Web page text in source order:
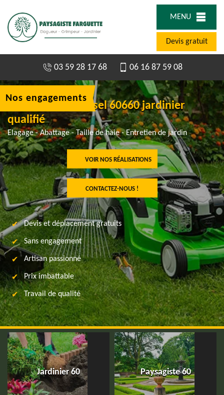
MENU
Devis gratuit
03 59 28 17 68 06 16 87 59 08
Paysagiste à Maysel 60660 jardinier
qualifié
Elagage - Abattage - Taille de haie - Entretien de jardin
VOIR NOS RÉALISATIONS
CONTACTEZ-NOUS !
Nos engagements
Devis et déplacement gratuits
Sans engagement
Artisan passionné
Prix imbattable
Travail de qualité
Jardinier 60 Paysagiste 60